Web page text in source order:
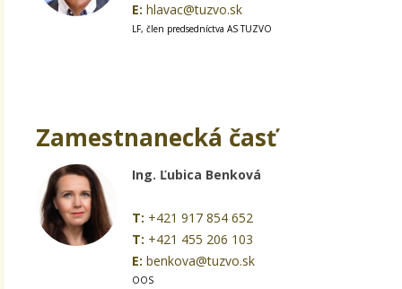
E: hlavac@tuzvo.sk
LF, člen predsedníctva AS TUZVO
Zamestnanecká časť
Ing. Ľubica Benková
T: +421 917 854 652
T: +421 455 206 103
E: benkova@tuzvo.sk
OOS